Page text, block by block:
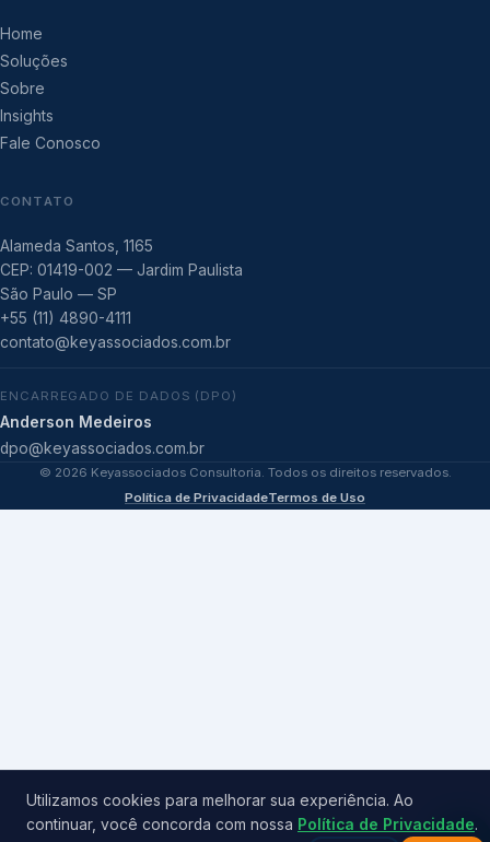
Home
Soluções
Sobre
Insights
Fale Conosco
CONTATO
Alameda Santos, 1165
CEP: 01419-002 — Jardim Paulista
São Paulo — SP
+55 (11) 4890-4111
contato@keyassociados.com.br
ENCARREGADO DE DADOS (DPO)
Anderson Medeiros
dpo@keyassociados.com.br
© 2026 Keyassociados Consultoria. Todos os direitos reservados.
Política de PrivacidadeTermos de Uso
Utilizamos cookies para melhorar sua experiência. Ao
continuar, você concorda com nossa Política de Privacidade.